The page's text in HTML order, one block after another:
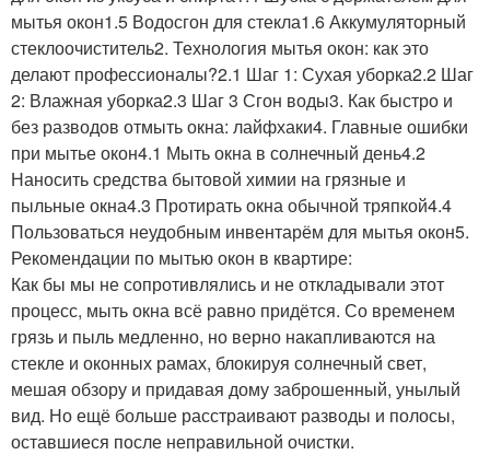
мытья окон1.5 Водосгон для стекла1.6 Аккумуляторный
стеклоочиститель2. Технология мытья окон: как это
делают профессионалы?2.1 Шаг 1: Сухая уборка2.2 Шаг
2: Влажная уборка2.3 Шаг 3 Сгон воды3. Как быстро и
без разводов отмыть окна: лайфхаки4. Главные ошибки
при мытье окон4.1 Мыть окна в солнечный день4.2
Наносить средства бытовой химии на грязные и
пыльные окна4.3 Протирать окна обычной тряпкой4.4
Пользоваться неудобным инвентарём для мытья окон5.
Рекомендации по мытью окон в квартире:
Как бы мы не сопротивлялись и не откладывали этот
процесс, мыть окна всё равно придётся. Со временем
грязь и пыль медленно, но верно накапливаются на
стекле и оконных рамах, блокируя солнечный свет,
мешая обзору и придавая дому заброшенный, унылый
вид. Но ещё больше расстраивают разводы и полосы,
оставшиеся после неправильной очистки.